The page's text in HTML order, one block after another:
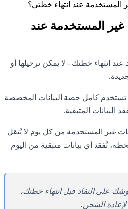
المستخدمة عند انتهاء خطتي؟
غير المستخدمة عند
انتهاء خطتك - لا يمكن ترحيلها أو
تستخدم كامل حصة البيانات المخصصة
البيانات المتبقية.
غير المستخدمة من كل يوم لا تُنقل
تُفقد أي بيانات متبقية من اليوم
على النفاد قبل انتهاء خطتك،
الشحن.